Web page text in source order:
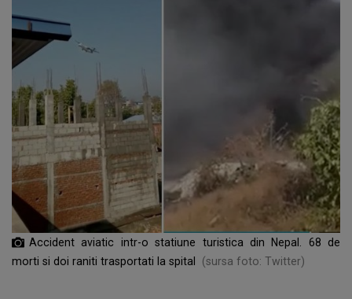
Accident aviatic intr-o statiune turistica din Nepal. 68 de
morti si doi raniti trasportati la spital
(sursa foto: Twitter)